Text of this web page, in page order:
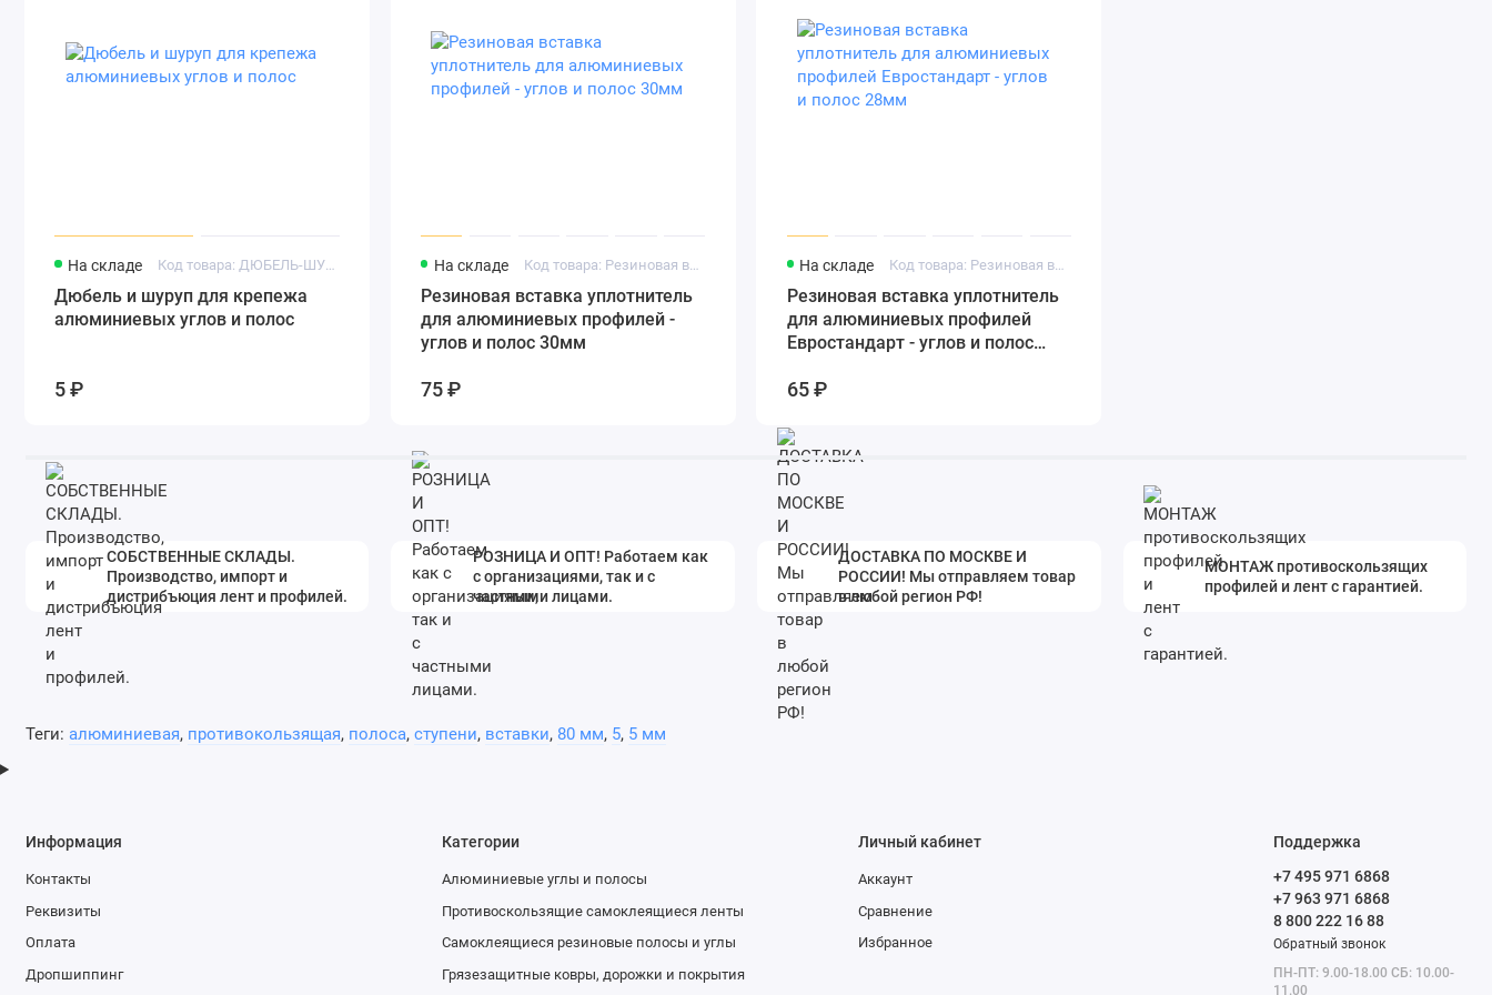
На складе Код товара: ДЮБЕЛЬ-ШУРУП
Дюбель и шуруп для крепежа
алюминиевых углов и полос
5 ₽
На складе Код товара: Резиновая вставка 30мм
Резиновая вставка уплотнитель
для алюминиевых профилей -
углов и полос 30мм
75 ₽
На складе
Резиновая вставка уплотнитель
для алюминиевых профилей
Евростандарт - углов и полос
65 ₽
СОБСТВЕННЫЕ СКЛАДЫ.
Производство, импорт и
дистрибъюция лент и профилей.
РОЗНИЦА И ОПТ! Работаем как
с организациями, так и с
частными лицами.
ДОСТАВКА ПО МОСКВЕ И
РОССИИ! Мы отправляем товар
в любой регион РФ!
МОНТАЖ противоскользящих
профилей и лент с гарантией.
Теги: алюминиевая, противокользящая, полоса, ступени, вставки, 80 мм, 5, 5 мм
Информация
Контакты
Реквизиты
Оплата
Дропшиппинг
Категории
Алюминиевые углы и полосы
Противоскользящие самоклеящиеся ленты
Самоклеящиеся резиновые полосы и углы
Грязезащитные ковры, дорожки и покрытия
Личный кабинет
Аккаунт
Сравнение
Избранное
Поддержка
+7 495 971 6868
+7 963 971 6868
8 800 222 16 88
Обратный звонок
ПН-ПТ: 9.00-18.00 СБ: 10.00-
11.00